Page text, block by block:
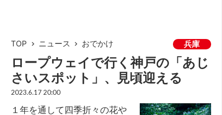
TOP ニュース おでかけ 兵庫
ロープウェイで行く神戸の「あじ
さいスポット」、見頃迎える
2023.6.17 20:00
１年を通して四季折々の花や